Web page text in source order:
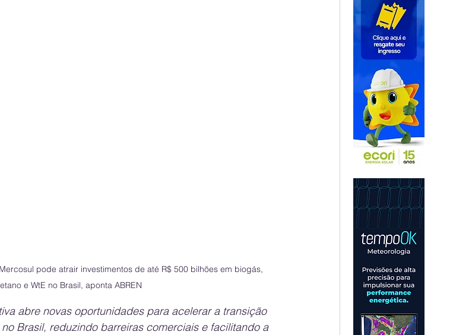
pode atrair investimentos de até R$ 500 bilhões em biogás,
e WtE no Brasil, aponta ABREN
abre novas oportunidades para acelerar a transição
Brasil, reduzindo barreiras comerciais e facilitando a